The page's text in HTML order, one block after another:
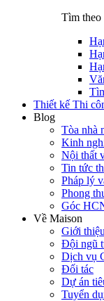
Tìm theo
Thiết kế Thi
Blog
Tòa nhà
Kinh
Nội thất
Tin tức
Pháp lý
Phong
Góc
Về Maison
Giới thiệu
Đội ngũ
Dịch vụ
Đối tác
Dự án
Tuyển